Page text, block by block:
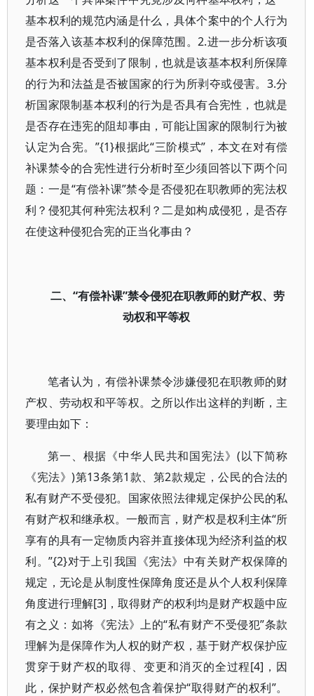
基本权利的规范内涵是什么，具体个案中的个人行为
是否落入该基本权利的保障范围。2.进一步分析该项
基本权利是否受到了限制，也就是该基本权利所保障
的行为和法益是否被国家的行为所剥夺或侵害。3.分
析国家限制基本权利的行为是否具有合宪性，也就是
是否存在违宪的阻却事由，可能让国家的限制行为被
认定为合宪。”{1}根据此“三阶模式”，本文在对有偿
补课禁令的合宪性进行分析时至少须回答以下两个问
题：一是“有偿补课”禁令是否侵犯在职教师的宪法权
利？侵犯其何种宪法权利？二是如构成侵犯，是否存
在使这种侵犯合宪的正当化事由？
二、“有偿补课”禁令侵犯在职教师的财产权、劳
动权和平等权
笔者认为，有偿补课禁令涉嫌侵犯在职教师的财
产权、劳动权和平等权。之所以作出这样的判断，主
要理由如下：
第一、根据《中华人民共和国宪法》(以下简称
《宪法》)第13条第1款、第2款规定，公民的合法的
私有财产不受侵犯。国家依照法律规定保护公民的私
有财产权和继承权。一般而言，财产权是权利主体“所
享有的具有一定物质内容并直接体现为经济利益的权
利。”{2}对于上引我国《宪法》中有关财产权保障的
规定，无论是从制度性保障角度还是从个人权利保障
角度进行理解[3]，取得财产的权利均是财产权题中应
有之义：如将《宪法》上的“私有财产不受侵犯”条款
理解为是保障作为人权的财产权，基于财产权保护应
贯穿于财产权的取得、变更和消灭的全过程[4]，因
此，保护财产权必然包含着保护“取得财产的权利”。